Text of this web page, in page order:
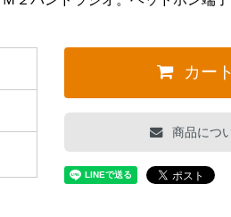
カー
商品につ